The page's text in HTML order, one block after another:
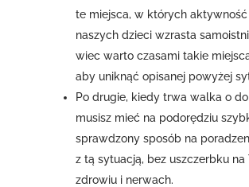
te miejsca, w których aktywność
naszych dzieci wzrasta
wiec warto czasami takie
aby uniknąć opisanej powyżej
Po drugie, kiedy trwa walka o
musisz mieć na podorędziu
sprawdzony sposób na
z tą sytuacją, bez uszczerbku na
zdrowiu i nerwach.